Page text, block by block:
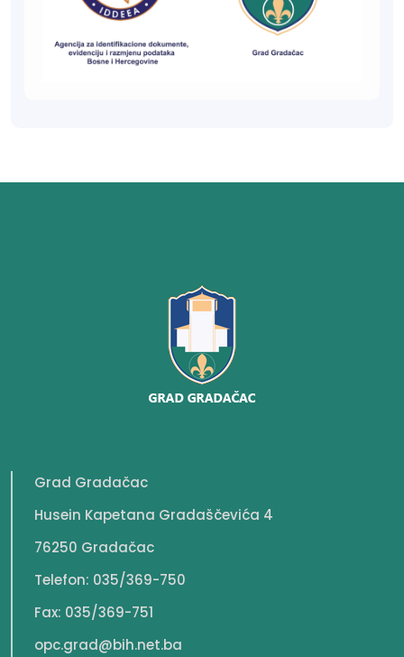
Grad Gradačac
Husein Kapetana Gradaščevića 4
76250 Gradačac
Telefon: 035/369-750
Fax: 035/369-751
opc.grad@bih.net.ba